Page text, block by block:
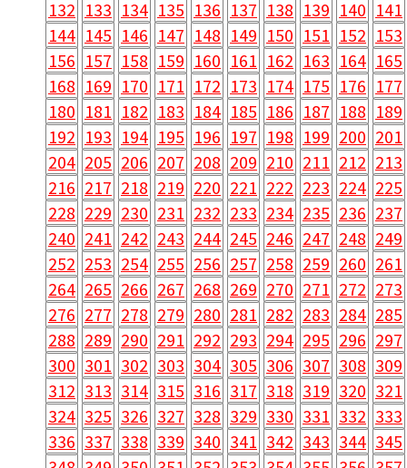
132 133 134 135 136 137 138 139 140 141
144 145 146 147 148 149 150 151 152 153
156 157 158 159 160 161 162 163 164 165
168 169 170 171 172 173 174 175 176 177
180 181 182 183 184 185 186 187 188 189
192 193 194 195 196 197 198 199 200 201
204 205 206 207 208 209 210 211 212 213
216 217 218 219 220 221 222 223 224 225
228 229 230 231 232 233 234 235 236 237
240 241 242 243 244 245 246 247 248 249
252 253 254 255 256 257 258 259 260 261
264 265 266 267 268 269 270 271 272 273
276 277 278 279 280 281 282 283 284 285
288 289 290 291 292 293 294 295 296 297
300 301 302 303 304 305 306 307 308 309
312 313 314 315 316 317 318 319 320 321
324 325 326 327 328 329 330 331 332 333
336 337 338 339 340 341 342 343 344 345